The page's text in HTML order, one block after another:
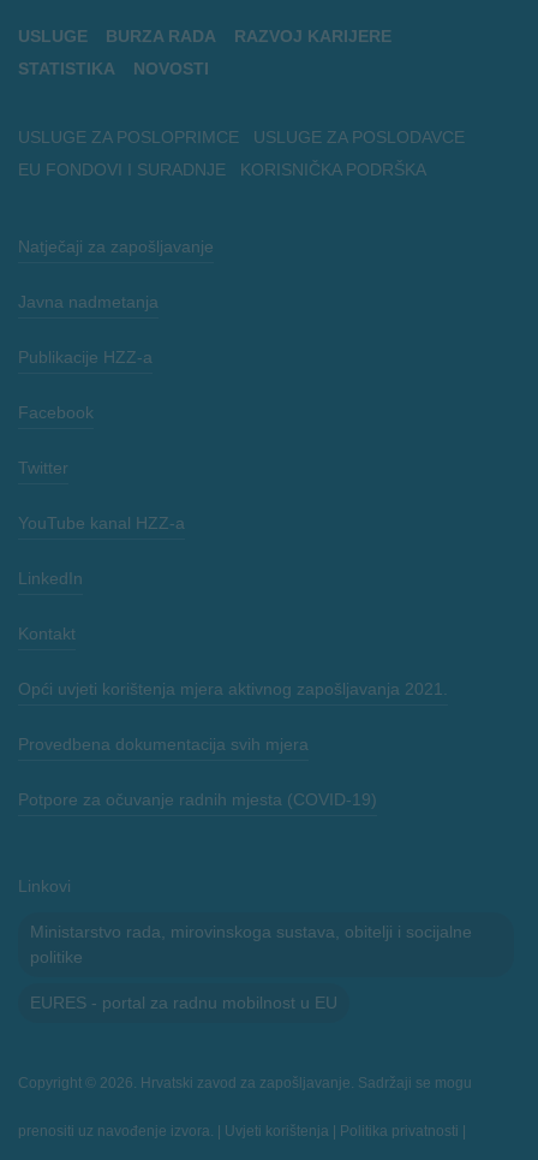
USLUGE BURZA RADA
RAZVOJ KARIJERE
STATISTIKA
NOVOSTI
USLUGE ZA POSLOPRIMCE
USLUGE ZA POSLODAVCE
EU FONDOVI I SURADNJE
KORISNIČKA PODRŠKA
Natječaji za zapošljavanje
Javna nadmetanja
Publikacije HZZ-a
Facebook
Twitter
YouTube kanal HZZ-a
LinkedIn
Kontakt
Opći uvjeti korištenja mjera aktivnog zapošljavanja 2021.
Provedbena dokumentacija svih mjera
Potpore za očuvanje radnih mjesta (COVID-19)
Linkovi
Ministarstvo rada, mirovinskoga sustava, obitelji i socijalne
politike
EURES - portal za radnu mobilnost u EU
Copyright © 2026. Hrvatski zavod za zapošljavanje. Sadržaji se mogu
prenositi uz navođenje izvora. | Uvjeti korištenja | Politika privatnosti |